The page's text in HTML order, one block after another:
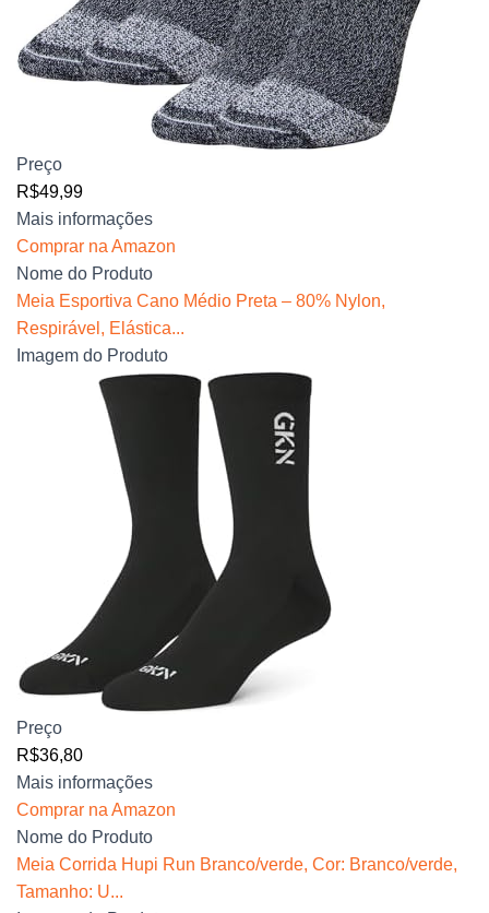
Preço
R$49,99
Mais informações
Comprar na Amazon
Nome do Produto
Meia Esportiva Cano Médio Preta – 80% Nylon,
Respirável, Elástica...
Imagem do Produto
Preço
R$36,80
Mais informações
Comprar na Amazon
Nome do Produto
Meia Corrida Hupi Run Branco/verde, Cor: Branco/verde,
Tamanho: U...